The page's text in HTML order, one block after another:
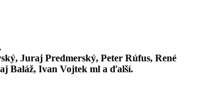
Juraj Predmerský, Peter Rúfus, René
Baláž, Ivan Vojtek ml a ďalší.